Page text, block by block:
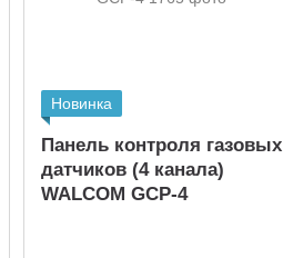
Новинка
Панель контроля газовых
датчиков (4 канала)
WALCOM GCP-4